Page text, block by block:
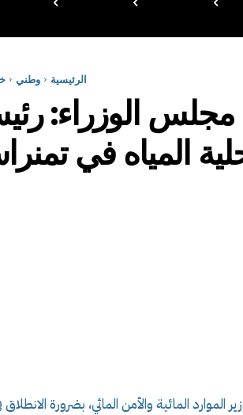
الرئيسية وطني
الوزراء:
المياه في
المائية والأمن المائي، بضرورة الانطلاق